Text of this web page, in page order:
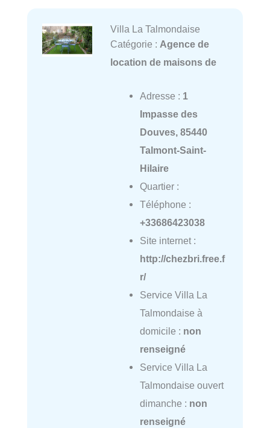
Villa La Talmondaise
Catégorie : Agence de
location de maisons de
Adresse : 1
Impasse des
Douves, 85440
Talmont-Saint-
Hilaire
Quartier :
Téléphone :
+33686423038
Site internet :
http://chezbri.free.f
r/
Service Villa La
Talmondaise à
domicile : non
renseigné
Service Villa La
Talmondaise ouvert
dimanche : non
renseigné